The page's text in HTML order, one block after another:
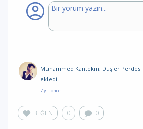
Muhammed Kantekin, Düşler Perdesi
ekledi
7 yıl önce
BEĞEN 0 0